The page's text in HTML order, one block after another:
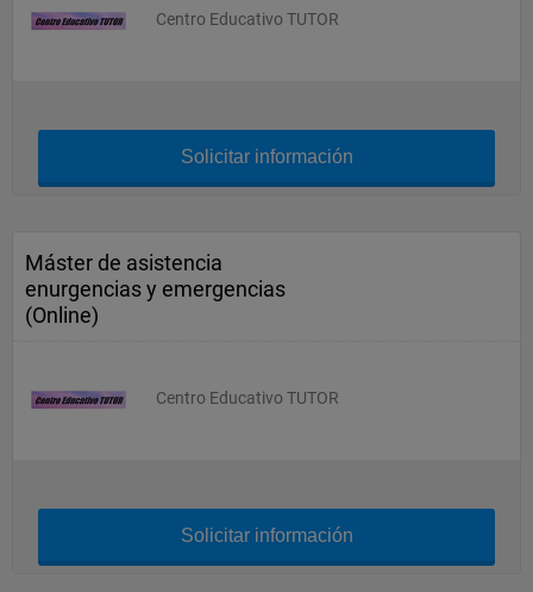
Centro Educativo TUTOR
Solicitar información
Máster de asistencia
enurgencias y emergencias
(Online)
Centro Educativo TUTOR
Solicitar información